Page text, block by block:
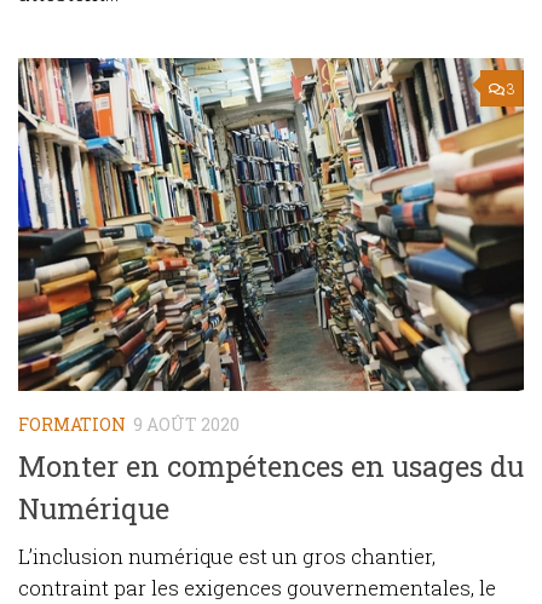
3
FORMATION 9 AOÛT 2020
Monter en compétences en usages du
Numérique
L’inclusion numérique est un gros chantier,
contraint par les exigences gouvernementales, le